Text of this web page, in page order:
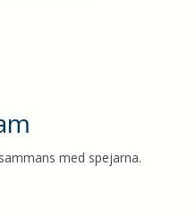
med spejarna.